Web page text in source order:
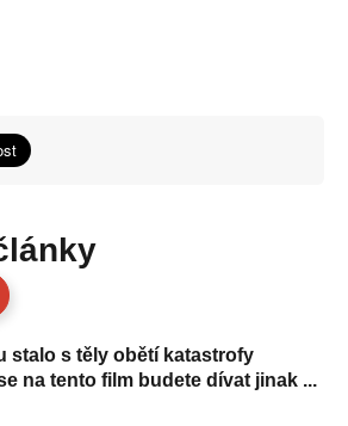
stalo s těly obětí katastrofy
na tento film budete dívat jinak ...